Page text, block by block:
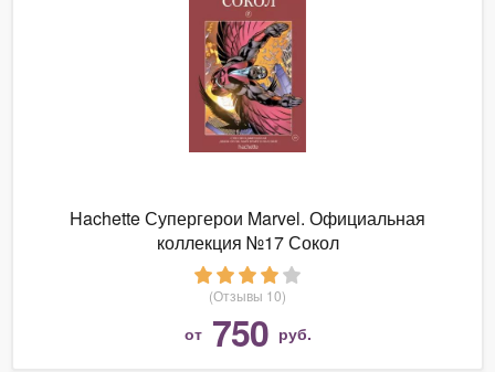
Hachette Супергерои Marvel. Официальная
коллекция №17 Сокол
(Отзывы 10)
от 750 руб.